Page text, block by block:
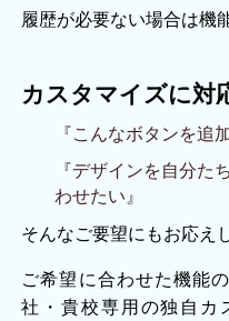
履歴が必要ない場合は機
カスタマイズに対
『こんなボタンを追
『デザインを自分た
わせたい』
そんなご要望にもお応え
ご希望に合わせた機能
社・貴校専用の独自カ